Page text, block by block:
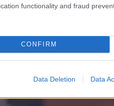
functionality and fraud
CONFIRM
Data Deletion Data